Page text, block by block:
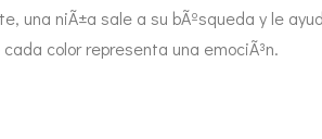
una niÃ±a sale a su bÃºsqueda y le
color representa una emociÃ³n.